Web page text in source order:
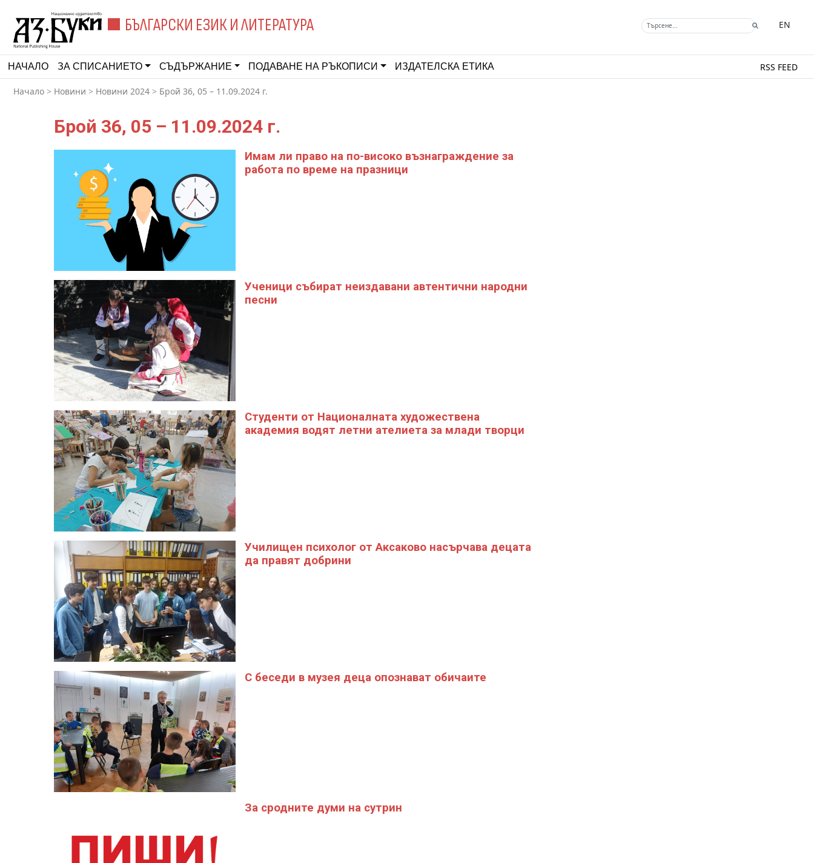
БЪЛГАРСКИ ЕЗИК И ЛИТЕРАТУРА EN
НАЧАЛО ЗА СПИСАНИЕТО СЪДЪРЖАНИЕ ПОДАВАНЕ НА РЪКОПИСИ ИЗДАТЕЛСКА ЕТИКА RSS FEED
Начало > Новини > Новини 2024 > Брой 36, 05 – 11.09.2024 г.
Брой 36, 05 – 11.09.2024 г.
Имам ли право на по-високо възнаграждение за
работа по време на празници
Ученици събират неиздавани автентични народни
песни
Студенти от Националната художествена
академия водят летни ателиета за млади творци
Училищен психолог от Аксаково насърчава децата
да правят добрини
С беседи в музея деца опознават обичаите
За сродните думи на сутрин